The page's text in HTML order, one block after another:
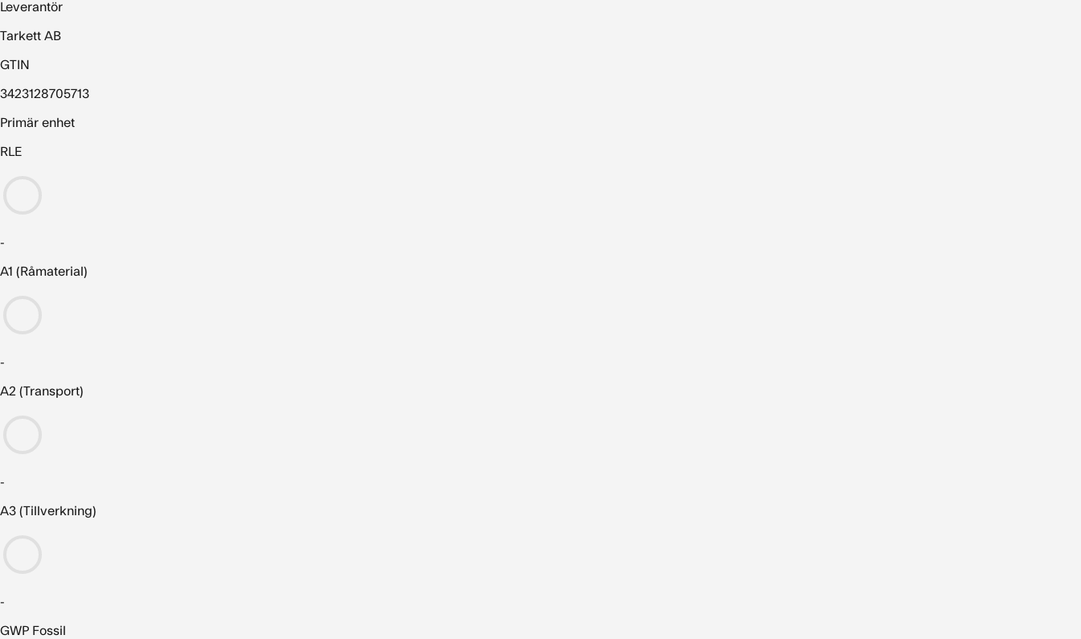
Leverantör
Tarkett AB
GTIN
3423128705713
Primär enhet
RLE
-
A1 (Råmaterial)
-
A2 (Transport)
-
A3 (Tillverkning)
-
GWP Fossil